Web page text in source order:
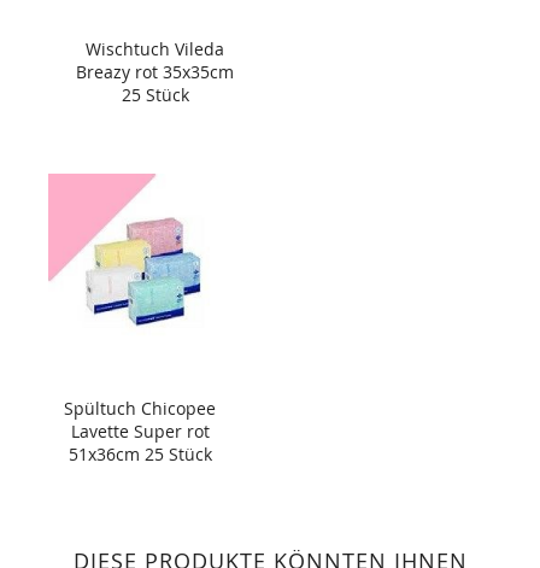
Wischtuch Vileda
Breazy rot 35x35cm
25 Stück
Spültuch Chicopee
Lavette Super rot
51x36cm 25 Stück
DIESE PRODUKTE KÖNNTEN IHNEN